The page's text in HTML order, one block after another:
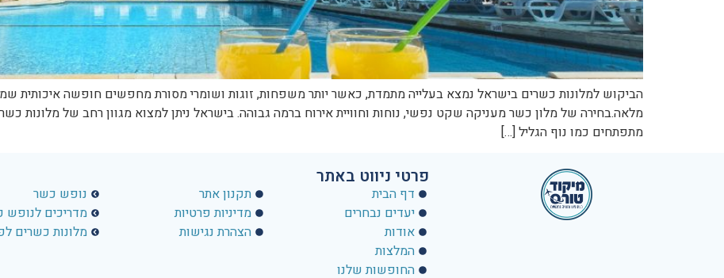
הביקוש למלונות כשרים בישראל נמצא בעלייה מתמדת, כאשר יותר משפחות, זוגות ושומרי מסורת מחפשים חופשה איכותית
מלאה.בחירה של מלון כשר מעניקה שקט נפשי, נוחות וחוויית אירוח ברמה גבוהה. בישראל ניתן למצוא מגוון רחב של מלונות
מתפתחים כמו נוף הגליל […]
פרטי ניווט באתר
דף הבית
יעדים נבחרים
אודות
המלצות
החופשות שלנו
תקנון אתר
מדיניות פרטיות
הצהרת נגישות
נופש כשר
מדריכים לנופש
מלונות כשרים